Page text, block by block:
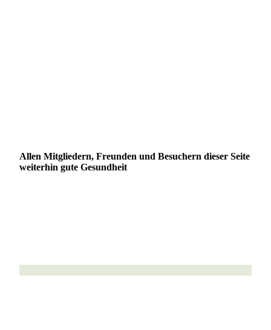
Allen Mitgliedern, Freunden und Besuchern dieser Seite
weiterhin gute Gesundheit